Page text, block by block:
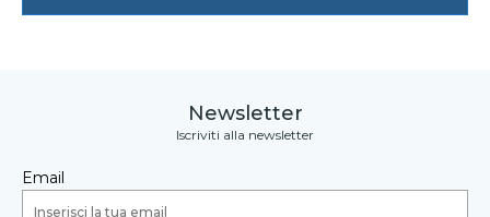
Newsletter
Iscriviti alla newsletter
Email